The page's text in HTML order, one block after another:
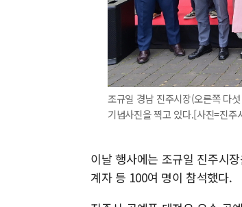
조규일 경남 진주시장(오른쪽 다
기념사진을 찍고 있다.[사진=진
이날 행사에는 조규일 진주시
계자 등 100여 명이 참석했다.